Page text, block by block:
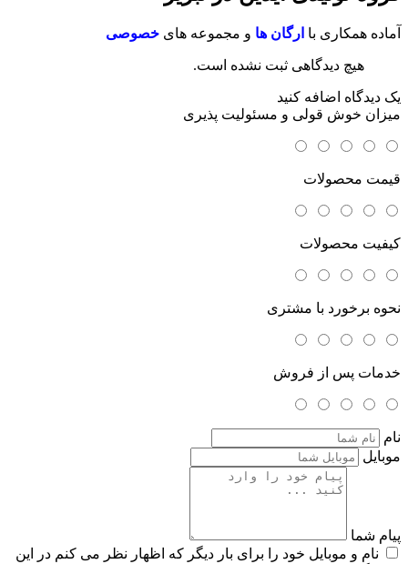
آماده همکاری با ارگان ها و مجموعه های خصوصی
هیچ دیدگاهی ثبت نشده است.
یک دیدگاه اضافه کنید
میزان خوش قولی و مسئولیت پذیری
قیمت محصولات
کیفیت محصولات
نحوه برخورد با مشتری
خدمات پس از فروش
نام
موبایل
پیام شما
نام و موبایل خود را برای بار دیگر که اظهار نظر می کنم در این